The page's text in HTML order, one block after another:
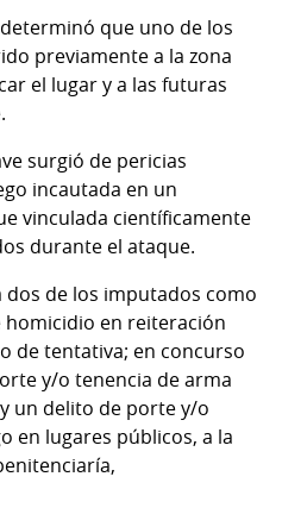
que uno de los
previamente a la zona
el lugar y a las futuras
surgió de pericias
incautada en un
vinculada científicamente
durante el ataque.
dos de los imputados como
en reiteración
de tentativa; en concurso
y/o tenencia de arma
un delito de porte y/o
en lugares públicos, a la